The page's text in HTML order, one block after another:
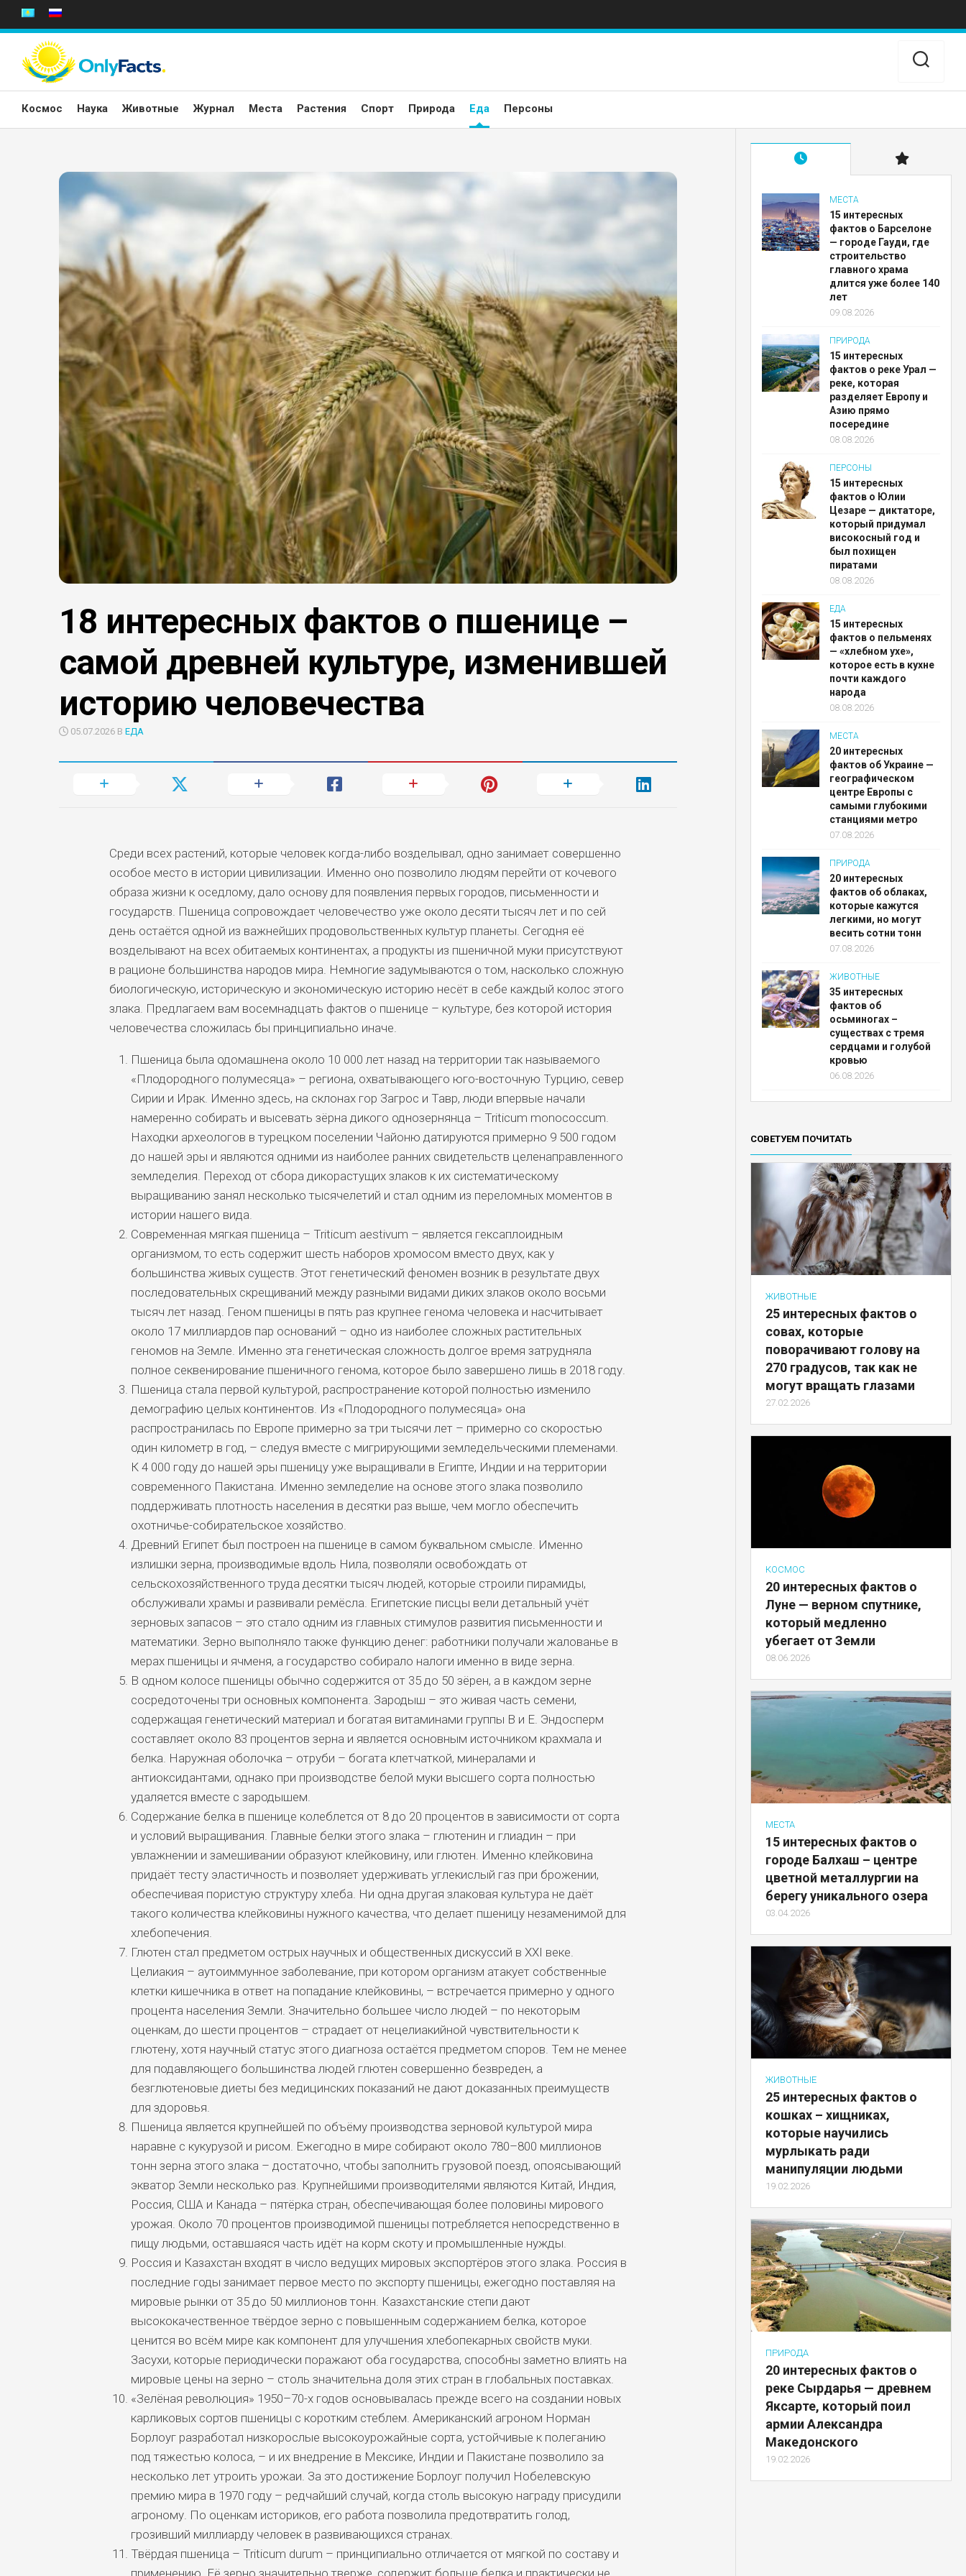
Перейти
содержанию
Космос Наука Животные Журнал Места Растения Спорт Природа Еда Персоны
18 интересных фактов о пшенице –
самой древней культуре, изменившей
историю человечества
05.07.2026 В ЕДА
Среди всех растений, которые человек когда-либо возделывал, одно занимает совершенно
особое место в истории цивилизации. Именно оно позволило людям перейти от кочевого
образа жизни к оседлому, дало основу для появления первых городов, письменности и
государств. Пшеница сопровождает человечество уже около десяти тысяч лет и по сей
день остаётся одной из важнейших продовольственных культур планеты. Сегодня её
возделывают на всех обитаемых континентах, а продукты из пшеничной муки присутствуют
в рационе большинства народов мира. Немногие задумываются о том, насколько сложную
биологическую, историческую и экономическую историю несёт в себе каждый колос этого
злака. Предлагаем вам восемнадцать фактов о пшенице – культуре, без которой история
человечества сложилась бы принципиально иначе.
Пшеница была одомашнена около 10 000 лет назад на территории так называемого
«Плодородного полумесяца» – региона, охватывающего юго-восточную Турцию, север
Сирии и Ирак. Именно здесь, на склонах гор Загрос и Тавр, люди впервые начали
намеренно собирать и высевать зёрна дикого однозернянца – Triticum monococcum.
Находки археологов в турецком поселении Чайоню датируются примерно 9 500 годом
до нашей эры и являются одними из наиболее ранних свидетельств целенаправленного
земледелия. Переход от сбора дикорастущих злаков к их систематическому
выращиванию занял несколько тысячелетий и стал одним из переломных моментов в
истории нашего вида.
Современная мягкая пшеница – Triticum aestivum – является гексаплоидным
организмом, то есть содержит шесть наборов хромосом вместо двух, как у
большинства живых существ. Этот генетический феномен возник в результате двух
последовательных скрещиваний между разными видами диких злаков около восьми
тысяч лет назад. Геном пшеницы в пять раз крупнее генома человека и насчитывает
около 17 миллиардов пар оснований – одно из наиболее сложных растительных
геномов на Земле. Именно эта генетическая сложность долгое время затрудняла
полное секвенирование пшеничного генома, которое было завершено лишь в 2018 году.
Пшеница стала первой культурой, распространение которой полностью изменило
демографию целых континентов. Из «Плодородного полумесяца» она
распространилась по Европе примерно за три тысячи лет – примерно со скоростью
один километр в год, – следуя вместе с мигрирующими земледельческими племенами.
К 4 000 году до нашей эры пшеницу уже выращивали в Египте, Индии и на территории
современного Пакистана. Именно земледелие на основе этого злака позволило
поддерживать плотность населения в десятки раз выше, чем могло обеспечить
охотничье-собирательское хозяйство.
Древний Египет был построен на пшенице в самом буквальном смысле. Именно
излишки зерна, производимые вдоль Нила, позволяли освобождать от
сельскохозяйственного труда десятки тысяч людей, которые строили пирамиды,
обслуживали храмы и развивали ремёсла. Египетские писцы вели детальный учёт
зерновых запасов – это стало одним из главных стимулов развития письменности и
математики. Зерно выполняло также функцию денег: работники получали жалованье в
мерах пшеницы и ячменя, а государство собирало налоги именно в виде зерна.
В одном колосе пшеницы обычно содержится от 35 до 50 зёрен, а в каждом зерне
сосредоточены три основных компонента. Зародыш – это живая часть семени,
содержащая генетический материал и богатая витаминами группы В и Е. Эндосперм
составляет около 83 процентов зерна и является основным источником крахмала и
белка. Наружная оболочка – отруби – богата клетчаткой, минералами и
антиоксидантами, однако при производстве белой муки высшего сорта полностью
удаляется вместе с зародышем.
Содержание белка в пшенице колеблется от 8 до 20 процентов в зависимости от сорта
и условий выращивания. Главные белки этого злака – глютенин и глиадин – при
увлажнении и замешивании образуют клейковину, или глютен. Именно клейковина
придаёт тесту эластичность и позволяет удерживать углекислый газ при брожении,
обеспечивая пористую структуру хлеба. Ни одна другая злаковая культура не даёт
такого количества клейковины нужного качества, что делает пшеницу незаменимой для
хлебопечения.
Глютен стал предметом острых научных и общественных дискуссий в XXI веке.
Целиакия – аутоиммунное заболевание, при котором организм атакует собственные
клетки кишечника в ответ на попадание клейковины, – встречается примерно у одного
процента населения Земли. Значительно большее число людей – по некоторым
оценкам, до шести процентов – страдает от нецелиакийной чувствительности к
глютену, хотя научный статус этого диагноза остаётся предметом споров. Тем не менее
для подавляющего большинства людей глютен совершенно безвреден, а
безглютеновые диеты без медицинских показаний не дают доказанных преимуществ
для здоровья.
Пшеница является крупнейшей по объёму производства зерновой культурой мира
наравне с кукурузой и рисом. Ежегодно в мире собирают около 780–800 миллионов
тонн зерна этого злака – достаточно, чтобы заполнить грузовой поезд, опоясывающий
экватор Земли несколько раз. Крупнейшими производителями являются Китай, Индия,
Россия, США и Канада – пятёрка стран, обеспечивающая более половины мирового
урожая. Около 70 процентов производимой пшеницы потребляется непосредственно в
пищу людьми, оставшаяся часть идёт на корм скоту и промышленные нужды.
Россия и Казахстан входят в число ведущих мировых экспортёров этого злака. Россия в
последние годы занимает первое место по экспорту пшеницы, ежегодно поставляя на
мировые рынки от 35 до 50 миллионов тонн. Казахстанские степи дают
высококачественное твёрдое зерно с повышенным содержанием белка, которое
ценится во всём мире как компонент для улучшения хлебопекарных свойств муки.
Засухи, которые периодически поражают оба государства, способны заметно влиять на
мировые цены на зерно – столь значительна доля этих стран в глобальных поставках.
«Зелёная революция» 1950–70-х годов основывалась прежде всего на создании новых
карликовых сортов пшеницы с коротким стеблем. Американский агроном Норман
Борлоуг разработал низкорослые высокоурожайные сорта, устойчивые к полеганию
под тяжестью колоса, – и их внедрение в Мексике, Индии и Пакистане позволило за
несколько лет утроить урожаи. За это достижение Борлоуг получил Нобелевскую
премию мира в 1970 году – редчайший случай, когда столь высокую награду присудили
агроному. По оценкам историков, его работа позволила предотвратить голод,
грозивший миллиарду человек в развивающихся странах.
Твёрдая пшеница – Triticum durum – принципиально отличается от мягкой по составу и
МЕСТА
15 интересных
фактов о Барселоне
— городе Гауди, где
строительство
главного храма
длится уже более 140
лет
09.08.2026
ПРИРОДА
15 интересных
фактов о реке Урал —
реке, которая
разделяет Европу и
Азию прямо
посередине
08.08.2026
ПЕРСОНЫ
15 интересных
фактов о Юлии
Цезаре — диктаторе,
который придумал
високосный год и
был похищен
пиратами
08.08.2026
ЕДА
15 интересных
фактов о пельменях
— «хлебном ухе»,
которое есть в кухне
почти каждого
народа
08.08.2026
МЕСТА
20 интересных
фактов об Украине —
географическом
центре Европы с
самыми глубокими
станциями метро
07.08.2026
ПРИРОДА
20 интересных
фактов об облаках,
которые кажутся
легкими, но могут
весить сотни тонн
07.08.2026
ЖИВОТНЫЕ
35 интересных
фактов об
осьминогах –
существах с тремя
сердцами и голубой
кровью
06.08.2026
СОВЕТУЕМ ПОЧИТАТЬ
ЖИВОТНЫЕ
25 интересных фактов о
совах, которые
поворачивают голову на
270 градусов, так как не
могут вращать глазами
27.02.2026
КОСМОС
20 интересных фактов о
Луне — верном спутнике,
который медленно
убегает от Земли
08.06.2026
МЕСТА
15 интересных фактов о
городе Балхаш – центре
цветной металлургии на
берегу уникального озера
03.04.2026
ЖИВОТНЫЕ
25 интересных фактов о
кошках – хищниках,
которые научились
мурлыкать ради
манипуляции людьми
19.02.2026
ПРИРОДА
20 интересных фактов о
реке Сырдарья — древнем
Яксарте, который поил
армии Александра
Македонского
19.02.2026